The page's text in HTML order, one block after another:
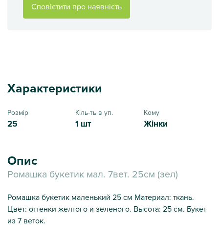
Сповістити про наявність
Характеристики
Розмір
25
Кіль-ть в уп.
1 шт
Кому
Жінки
Опис
Ромашка букетик мал. 7вет. 25см (зел)
Ромашка букетик маленький 25 см Материал: ткань.
Цвет: оттенки желтого и зеленого. Высота: 25 см. Букет
из 7 веток.